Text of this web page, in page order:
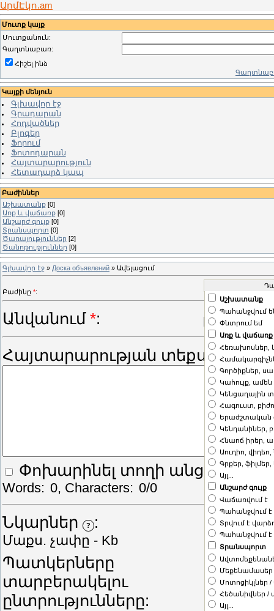
ԱրմԷկո.am
Մուտք կայք
Մուտքանուն:
Գաղտնաբառ:
Հիշել ինձ
Կայքի մենյուն
Գլխավոր էջ
Գրադարան
Հոդվածներ
Բլոգեր
Ֆորում
Ֆոտոդարան
Հայտարարություն
Հետադարձ կապ
Բաժիններ
Աշխատանք [0]
Առք և վաճառք [0]
Անշարժ գույք [0]
Տրանսպորտ [0]
Ծառայություններ [2]
Ծանոթություններ [0]
Գլխավոր էջ » Доска объявлений » Ավելացում
Աշխատանք
Պահանջվում
Փնտրում եմ
Առք և վաճառք
Հեռախոսներ,
Գործիքներ,
Կահույք,
Կենցաղային
Հագուստ,
Երաժշտական
Կենդանիներ,
Հնաոճ իրեր,
Աուդիո,
Գրքեր, ֆիլմեր,
Այլ...
Անշարժ գույք
Վաճառվում է
Պահանջվում է
Տրվում է
Պահանջվում
Տրանսպորտ
Մեքենամասեր
Մոտոցիկլներ
Հեծանիվներ /
Այլ...
Անվանում *:
Հայտարարության տեքստը*:
Փոխարինել տողի անցումը
Words: 0, Characters: 0/0
Նկարներ ? :
Մաքս. չափը - Kb
Default
Պատկերները
տարբերակելու
ընտրությունները:
Apply